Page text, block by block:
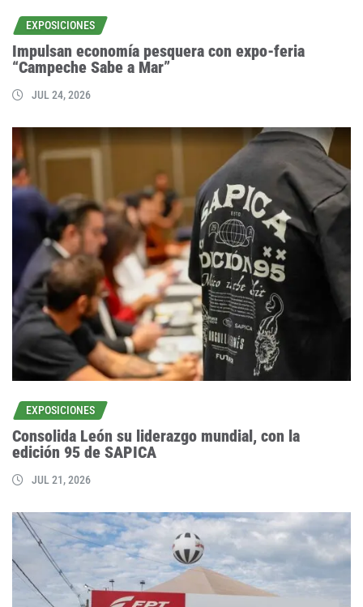
EXPOSICIONES
Impulsan economía pesquera con expo-feria
“Campeche Sabe a Mar”
JUL 24, 2026
EXPOSICIONES
Consolida León su liderazgo mundial, con la
edición 95 de SAPICA
JUL 21, 2026